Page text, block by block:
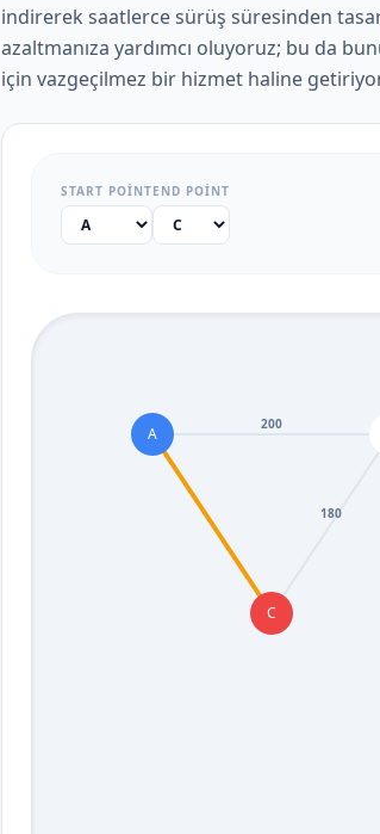
indirerek saatlerce sürüş süresinden
azaltmanıza yardımcı oluyoruz; bu da
için vazgeçilmez bir hizmet haline
START POINTEND POINT
200
180
A
C